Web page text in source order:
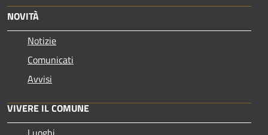
NOVITÀ
Notizie
Comunicati
Avvisi
VIVERE IL COMUNE